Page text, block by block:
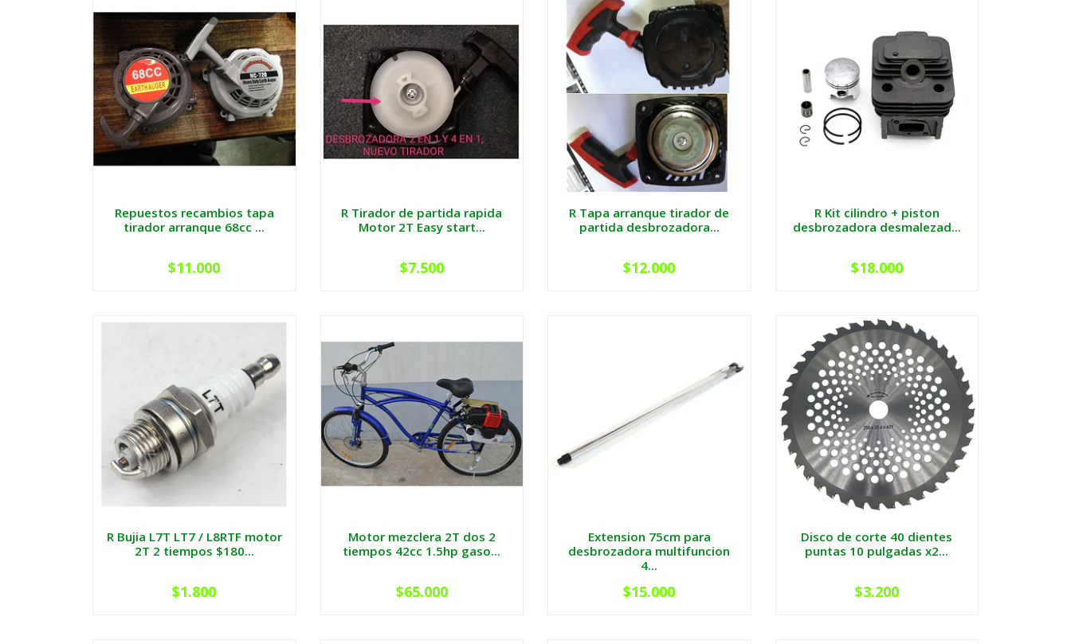
Repuestos recambios tapa
tirador arranque 68cc ...
$11.000
R Tirador de partida rapida
Motor 2T Easy start...
$7.500
R Tapa arranque tirador de
partida desbrozadora...
$12.000
R Kit cilindro + piston
desbrozadora desmalezad...
$18.000
R Bujia L7T LT7 / L8RTF motor
2T 2 tiempos $180...
$1.800
Motor mezclera 2T dos 2
tiempos 42cc 1.5hp gaso...
$65.000
Extension 75cm para
desbrozadora multifuncion
4...
$15.000
Disco de corte 40 dientes
puntas 10 pulgadas x2...
$3.200